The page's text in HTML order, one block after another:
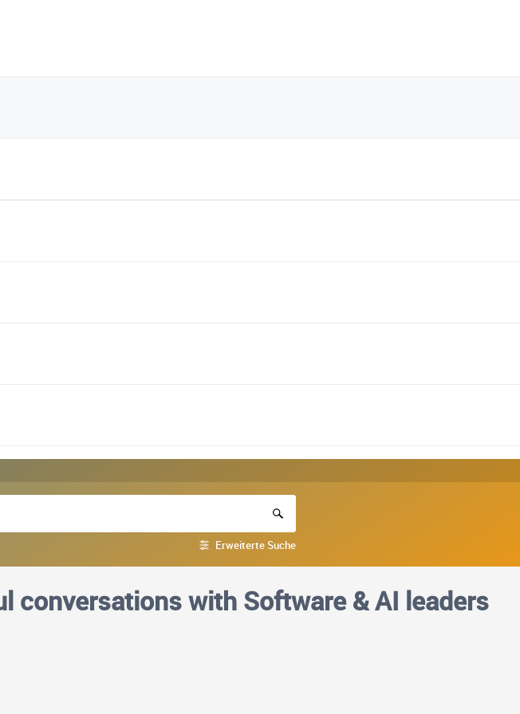
Erweiterte Suche
conversations with Software & AI leaders